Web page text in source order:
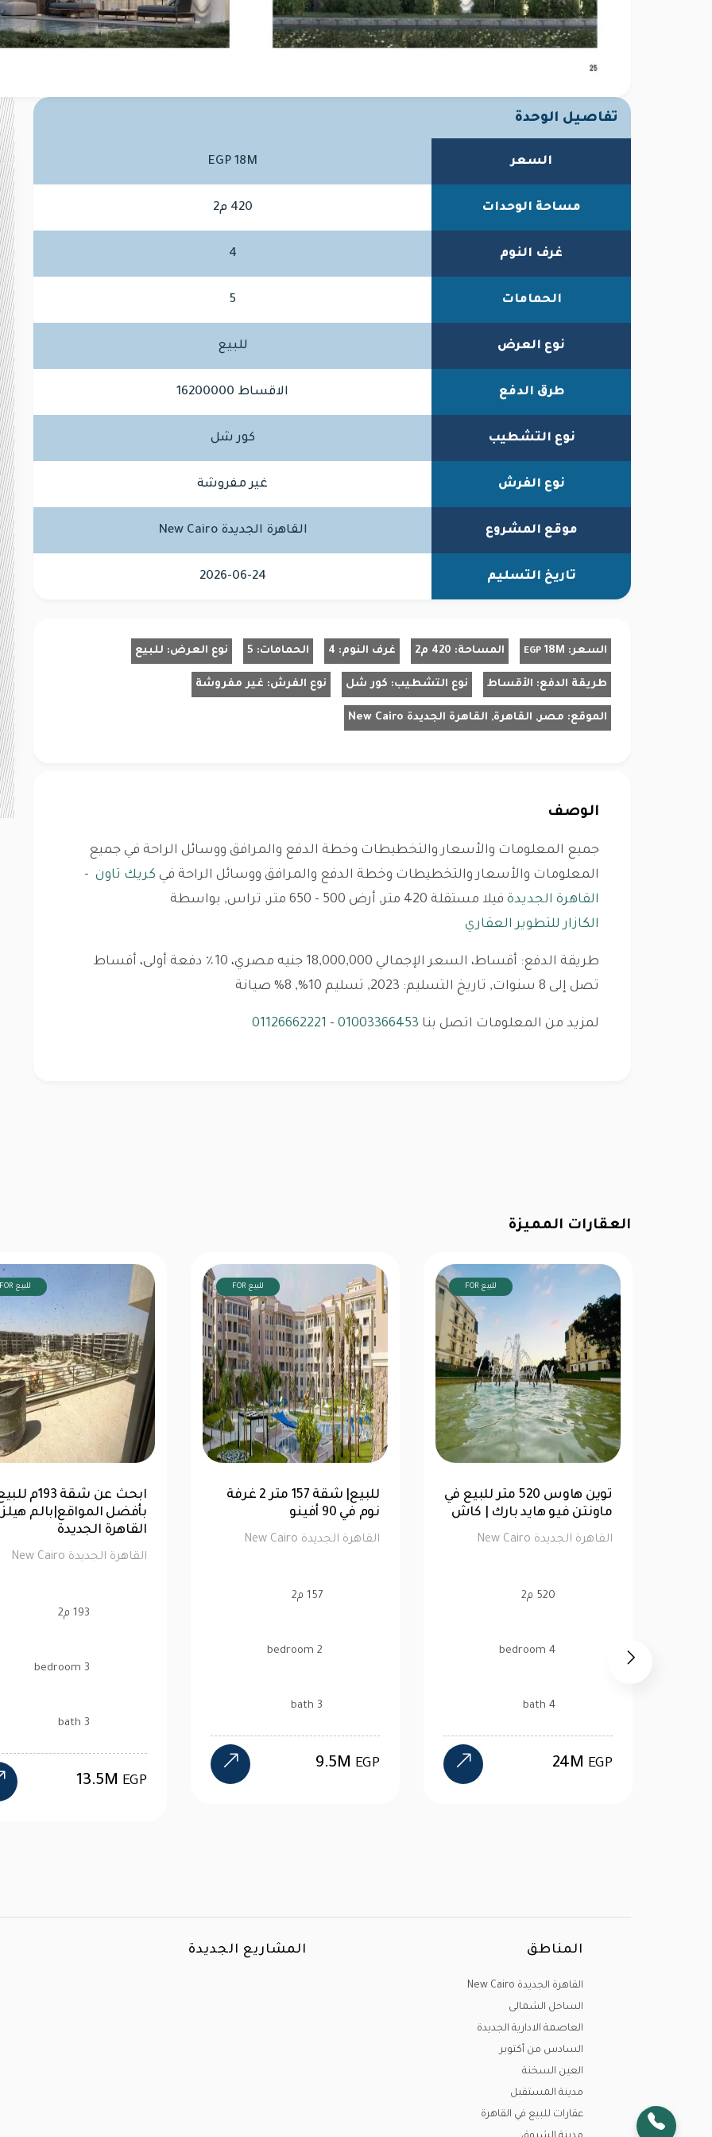
تفاصيل الوحدة
السعر EGP 18M
مساحة الوحدات 420 م2
غرف النوم 4
الحمامات 5
نوع العرض للبيع
طرق الدفع الاقساط 16200000
نوع التشطيب كور شل
نوع الفرش غير مفروشة
موقع المشروع القاهرة الجديدة New Cairo
تاريخ التسليم 2026-06-24
السعر: 18M
EGP المساحة: 420 م2 غرف النوم: 4 الحمامات: 5 نوع العرض: للبيع
طريقة الدفع: الأقساط نوع التشطيب: كور شل نوع الفرش: غير مفروشة
الموقع: مصر, القاهرة, القاهرة الجديدة New Cairo
الوصف
جميع المعلومات والأسعار والتخطيطات وخطة الدفع والمرافق ووسائل الراحة في جميع
المعلومات والأسعار والتخطيطات وخطة الدفع والمرافق ووسائل الراحة في كريك تاون -
القاهرة الجديدة فيلا مستقلة 420 متر, أرض 500 - 650 متر, تراس, بواسطة
الكازار للتطوير العقاري
طريقة الدفع: أقساط، السعر الإجمالي 18,000,000 جنيه مصري، 10٪ دفعة أولى، أقساط
تصل إلى 8 سنوات, تاريخ التسليم: 2023, تسليم 10%, 8% صيانة
لمزيد من المعلومات اتصل بنا 01003366453
-
01126662221
العقارات المميزة
للبيع| شقة 157 متر 2 غرفة
EGP
FOR للبيع
توين هاوس 520 متر للبيع في
ماونتن فيو هايد بارك | كاش
EGP
للبيع| تاون هاوس 176متر 4
غرف نوم في ازار 2
المناطق
القاهرة الجديدة New Cairo
الساحل الشمالى
العاصمة الادارية الجديدة
السادس من أكتوبر
العين السخنة
مدينة المستقبل
عقارات للبيع في القاهرة
المشاريع الجديدة